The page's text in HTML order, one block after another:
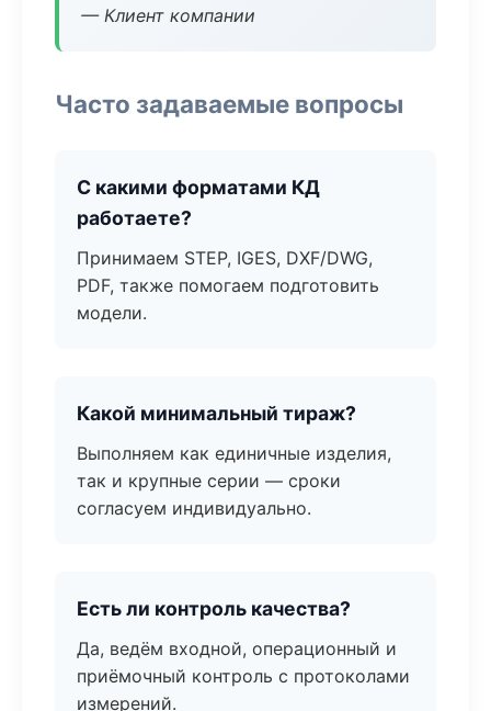
— Клиент компании
Часто задаваемые вопросы
С какими форматами КД
работаете?
Принимаем STEP, IGES, DXF/DWG,
PDF, также помогаем подготовить
модели.
Какой минимальный тираж?
Выполняем как единичные изделия,
так и крупные серии — сроки
согласуем индивидуально.
Есть ли контроль качества?
Да, ведём входной, операционный и
приёмочный контроль с протоколами
измерений.